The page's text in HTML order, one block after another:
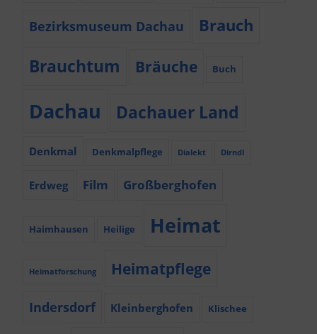
Bezirksmuseum Dachau Brauch
Brauchtum Bräuche Buch
Dachau Dachauer Land
Denkmal Denkmalpflege Dialekt Dirndl
Erdweg Film Großberghofen
Haimhausen Heilige Heimat
Heimatforschung Heimatpflege
Indersdorf Kleinberghofen Klischee